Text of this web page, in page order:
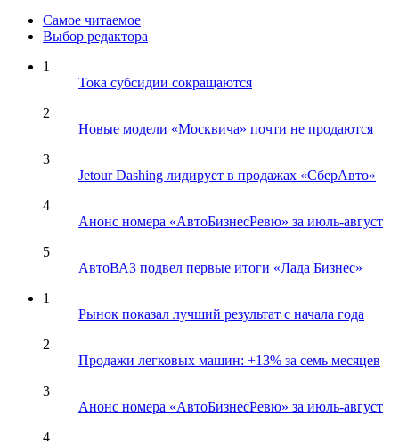
Самое читаемое
Выбор редактора
1
Тока субсидии сокращаются
2
Новые модели «Москвича» почти не продаются
3
Jetour Dashing лидирует в продажах «СберАвто»
4
Анонс номера «АвтоБизнесРевю» за июль-август
5
АвтоВАЗ подвел первые итоги «Лада Бизнес»
1
Рынок показал лучший результат с начала года
2
Продажи легковых машин: +13% за семь месяцев
3
Анонс номера «АвтоБизнесРевю» за июль-август
4